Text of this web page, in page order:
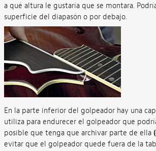
a qué altura le gustaría que se montara.
superficie del diapasón o por debajo.
En la parte inferior del golpeador hay una
utiliza para endurecer el golpeador que
posible que tenga que archivar parte de ella
evitar que el golpeador quede fuera de la